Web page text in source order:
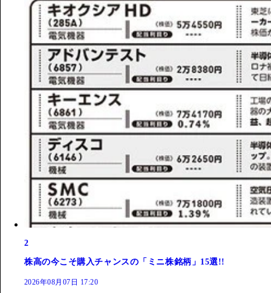
2
株高の今こそ購入チャンスの「ミニ株銘柄」15選!!
2026年08月07日 17:20